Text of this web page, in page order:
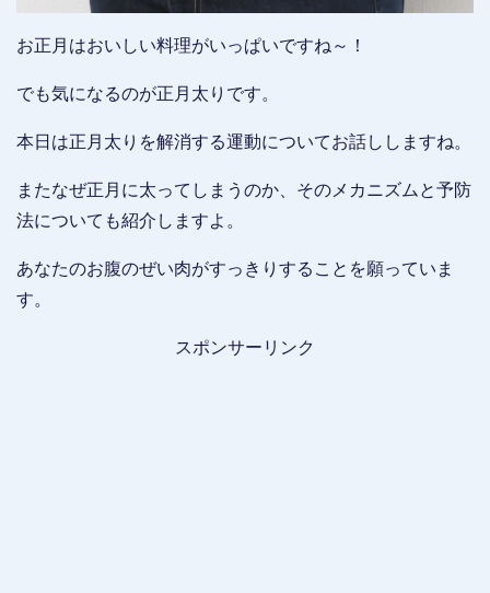
お正月はおいしい料理がいっぱいですね～！
でも気になるのが正月太りです。
本日は正月太りを解消する運動についてお話ししますね。
またなぜ正月に太ってしまうのか、そのメカニズムと予防
法についても紹介しますよ。
あなたのお腹のぜい肉がすっきりすることを願っていま
す。
スポンサーリンク